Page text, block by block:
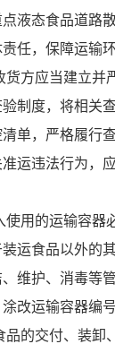
液态食品道路
任，保障运输
应当建立并
制度，将相关
单，严格履行
运违法行为，
的运输容器
运食品以外的
维护、消毒等
改运输容器编
交付、装卸